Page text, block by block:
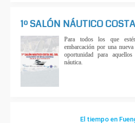
1º SALÓN NÁUTICO
Para todos los que
embarcación por una
oportunidad para
náutica.